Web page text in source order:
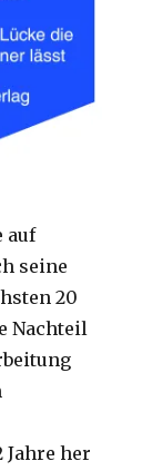
auf
seine
20
Nachteil
Jahre her